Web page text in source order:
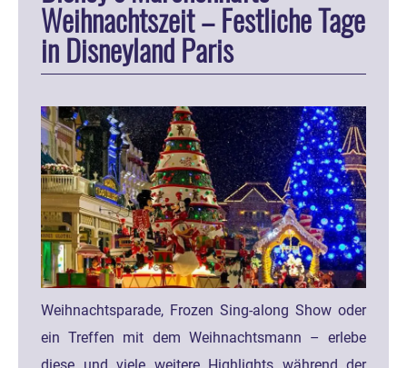
Weihnachtszeit – Festliche Tage
in Disneyland Paris
Weihnachtsparade, Frozen Sing-along Show oder
ein Treffen mit dem Weihnachtsmann – erlebe